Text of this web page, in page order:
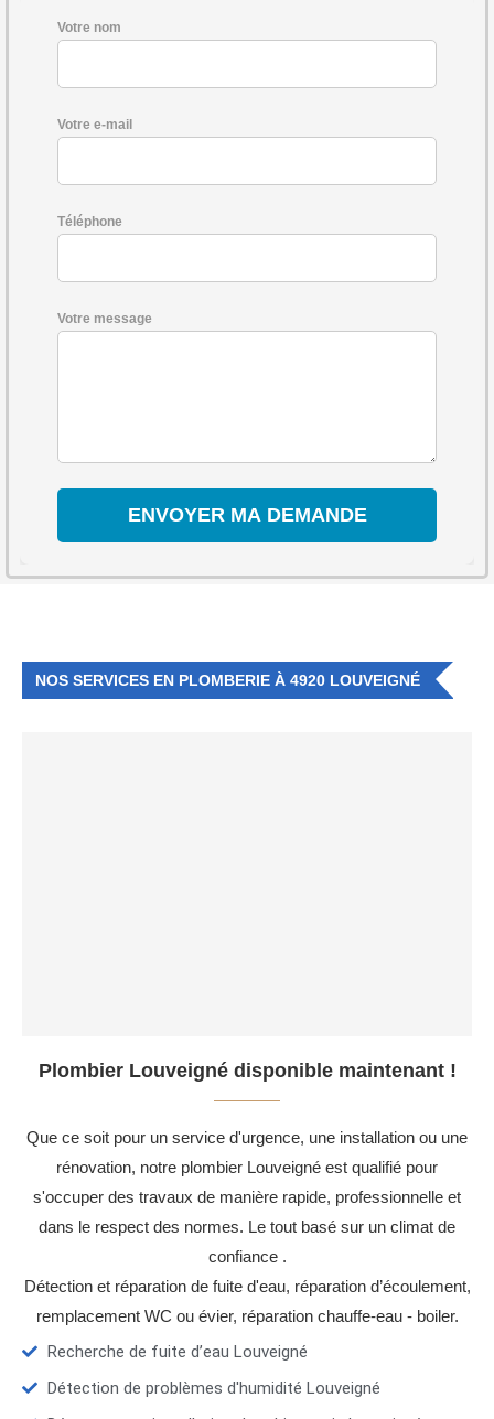
Votre nom
Votre e-mail
Téléphone
Votre message
NOS SERVICES EN PLOMBERIE À 4920 LOUVEIGNÉ
Plombier Louveigné disponible maintenant !
Que ce soit pour un service d'urgence, une installation ou une
rénovation, notre plombier Louveigné est qualifié pour
s'occuper des travaux de manière rapide, professionnelle et
dans le respect des normes. Le tout basé sur un climat de
confiance .
Détection et réparation de fuite d'eau, réparation d’écoulement,
remplacement WC ou évier, réparation chauffe-eau - boiler.
Recherche de fuite d’eau Louveigné
Détection de problèmes d'humidité Louveigné